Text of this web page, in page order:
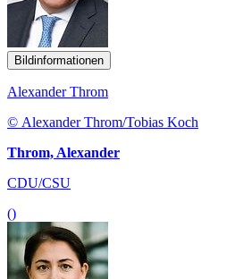
Bildinformationen
Alexander Throm
© Alexander Throm/Tobias Koch
Throm, Alexander
CDU/CSU
()